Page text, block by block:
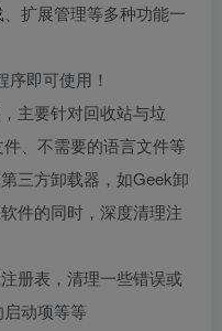
扩展管理等多种功能一
序即可使用！
主要针对回收站与垃
、不需要的语言文件等
三方卸载器，如Geek卸
件的同时，深度清理注
册表，清理一些错误或
动项等等